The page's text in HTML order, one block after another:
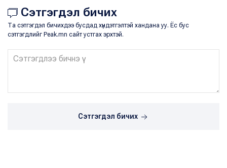
Сэтгэгдэл бичих
Та сэтгэгдэл бичихдээ бусдад хүндэтгэлтэй хандана уу. Ёс бус
сэтгэгдлийг Peak.mn сайт устгах эрхтэй.
Сэтгэгдэл бичих